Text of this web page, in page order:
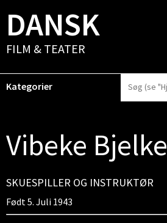
DANSK
FILM & TEATER
Kategorier
Vibeke Bjelke
SKUESPILLER OG INSTRUKTØR
Født 5. Juli 1943